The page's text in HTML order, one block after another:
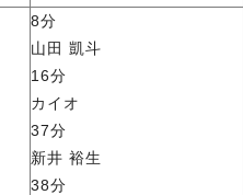
8分
山田 凱斗
16分
カイオ
37分
新井 裕生
38分